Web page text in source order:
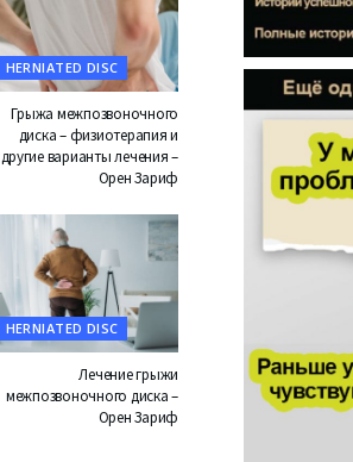
HERNIATED DISC
Грыжа межпозвоночного
диска – физиотерапия и
другие варианты лечения –
Орен Зариф
HERNIATED DISC
Лечение грыжи
межпозвоночного диска –
Орен Зариф